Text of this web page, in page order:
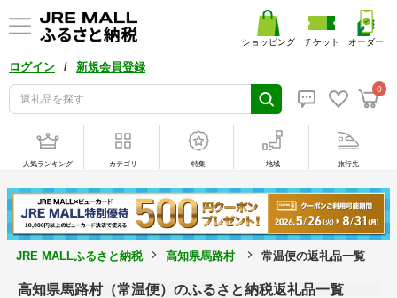
ログイン / 新規会員登録
0
ショッピング チケット オーダー
人気ランキング カテゴリ 特集 地域 旅行先
JRE MALLふるさと納税 高知県馬路村 常温便の返礼品一覧
高知県馬路村（常温便）のふるさと納税返礼品一覧